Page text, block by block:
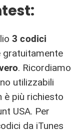
3 codici
gratuitamente
. Ricordiamo
utilizzabili
è più richiesto
USA. Per
da iTunes